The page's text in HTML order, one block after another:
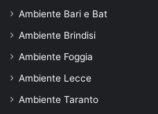
Ambiente Bari e Bat
Ambiente Brindisi
Ambiente Foggia
Ambiente Lecce
Ambiente Taranto